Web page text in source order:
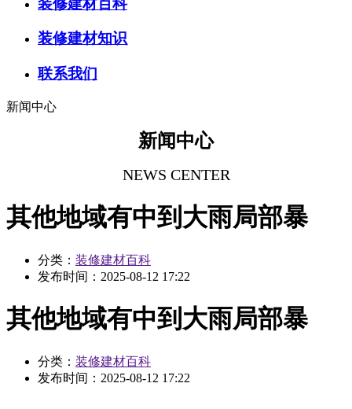
装修建材百科
装修建材知识
联系我们
新闻中心
新闻中心
NEWS CENTER
其他地域有中到大雨局部暴
分类： 装修建材百科
发布时间： 2025-08-12 17:22
其他地域有中到大雨局部暴
分类： 装修建材百科
发布时间： 2025-08-12 17:22